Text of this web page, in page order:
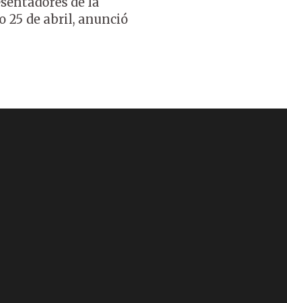
25 de abril, anunció